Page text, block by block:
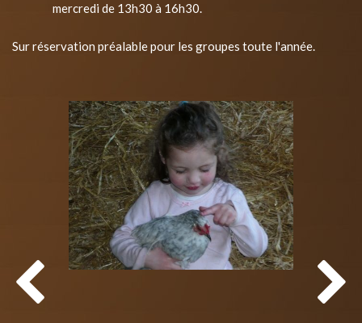
mercredi de 13h30 à 16h30.
Sur réservation préalable pour les groupes toute l'année.